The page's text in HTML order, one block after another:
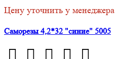
Цену уточнить у менеджера
Саморезы 4,2*32 "синие" 5005